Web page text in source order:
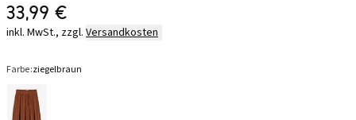
33,99 €
inkl. MwSt., zzgl. Versandkosten
Farbe:ziegelbraun